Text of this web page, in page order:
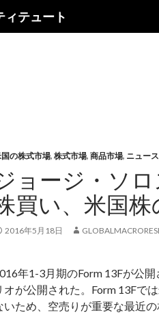
ィテュート
の株式市場, 株式市場, 商品市場, ニュース
ョージ・ソ
買い、米国
2016年5月18日
年1-3月期のForm 13Fが公
オが公開された。Form 13Fで
いため、空売りが重要な最近